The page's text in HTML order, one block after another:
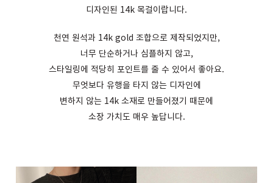
디자인된 14k 목걸이랍니다.
천연 원석과14k gold 조합으로 제작되었지만,
너무 단순하거나 심플하지 않고,
스타일링에 적당히 포인트를 줄 수 있어서 좋아요.
무엇보다 유행을 타지 않는 디자인에
변하지 않는 14k 소재로 만들어졌기 때문에
소장 가치도 매우 높답니다.